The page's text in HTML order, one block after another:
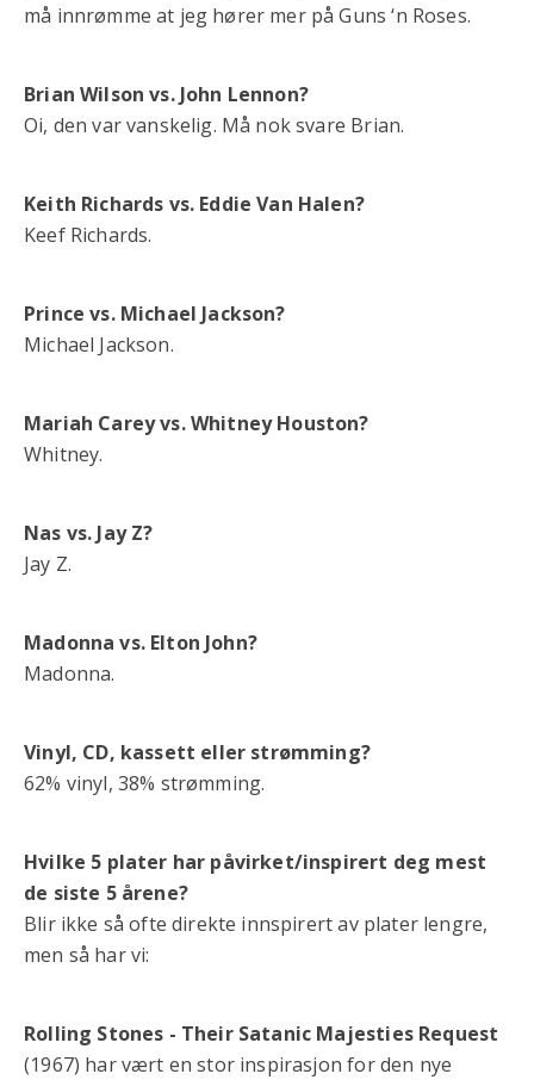
må innrømme at jeg hører mer på Guns ‘n Roses.
Brian Wilson vs. John Lennon?
Oi, den var vanskelig. Må nok svare Brian.
Keith Richards vs. Eddie Van Halen?
Keef Richards.
Prince vs. Michael Jackson?
Michael Jackson.
Mariah Carey vs. Whitney Houston?
Whitney.
Nas vs. Jay Z?
Jay Z.
Madonna vs. Elton John?
Madonna.
Vinyl, CD, kassett eller strømming?
62% vinyl, 38% strømming.
Hvilke 5 plater har påvirket/inspirert deg mest
de siste 5 årene?
Blir ikke så ofte direkte innspirert av plater lengre,
men så har vi:
Rolling Stones - Their Satanic Majesties Request
(1967) har vært en stor inspirasjon for den nye